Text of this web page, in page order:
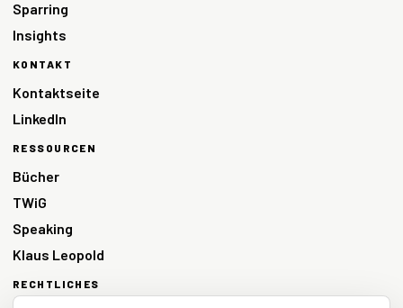
Sparring
Insights
KONTAKT
Kontaktseite
LinkedIn
RESSOURCEN
Bücher
TWiG
Speaking
Klaus Leopold
RECHTLICHES